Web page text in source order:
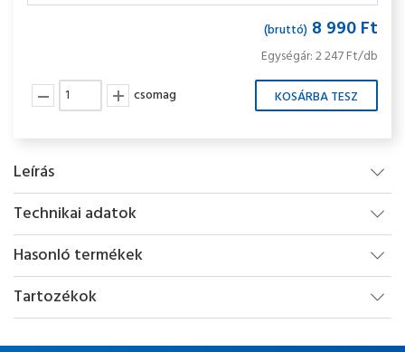
(bruttó) 8 990 Ft
Egységár: 2 247 Ft/db
csomag
Leírás
Technikai adatok
Hasonló termékek
Tartozékok